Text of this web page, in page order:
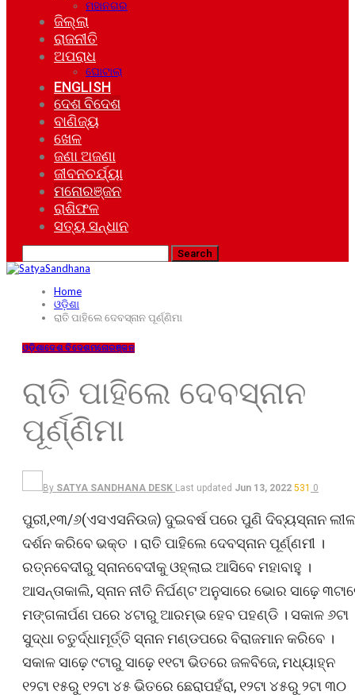
ମହାନଗର
ଜିଲ୍ଲା
ରାଜନୀତି
ଅପରାଧ
ଘୋଟାଲା
ENGLISH
ଦେଶ ବିଦେଶ
ବାଣିଜ୍ୟ
ଖେଳ
ଜଣା ଅଜଣା
ଜୀବନଚର୍ଯ୍ୟା
ମନୋରଞ୍ଜନ
ରାଶିଫଳ
ସତ୍ୟ ସନ୍ଧାନ
Home
ଓଡ଼ିଶା
ରାତି ପାହିଲେ ଦେବସ୍ନାନ ପୂର୍ଣ୍ଣିମା
ଓଡ଼ିଶାଦେଶ ବିଦେଶମନୋରଞ୍ଜନ
ରାତି ପାହିଲେ ଦେବସ୍ନାନ
ପୂର୍ଣ୍ଣିମା
By SATYA SANDHANA DESK Last updated Jun 13, 2022 531 0
ପୁରୀ,୧୩/୬(ଏସଏସନିଉଜ) ଦୁଇବର୍ଷ ପରେ ପୁଣି ଦିବ୍ୟସ୍ନାନ
ଦର୍ଶନ କରିବେ ଭକ୍ତ । ରାତି ପାହିଲେ ଦେବସ୍ନାନ ପୂର୍ଣ୍ଣମୀ ।
ରତ୍ନବେଦୀରୁ ସ୍ନାନବେଦୀକୁ ଓହ୍ଲାଇ ଆସିବେ ମହାବାହୁ ।
ଆସନ୍ତାକାଲି, ସ୍ନାନ ନୀତି ନିର୍ଘଣ୍ଟ ଅନୁସାରେ ଭୋର ସାଢ଼େ
ମଙ୍ଗଳାର୍ପଣ ପରେ ୪ଟାରୁ ଆରମ୍ଭ ହେବ ପହଣ୍ଡି । ସକାଳ ୬ଟା
ସୁଦ୍ଧା ଚତୁର୍ଦ୍ଧାମୂର୍ତ୍ତି ସ୍ନାନ ମଣ୍ଡପରେ ବିରାଜମାନ କରିବେ ।
ସକାଳ ସାଢ଼େ ୯ଟାରୁ ସାଢ଼େ ୧୧ଟା ଭିତରେ ଜଳବିଜେ, ମଧ୍ୟାହ୍ନ
୧୨ଟା ୧୫ରୁ ୧୨ଟା ୪୫ ଭିତରେ ଛେରାପହଁରା, ୧୨ଟା ୪୫ରୁ ୨ଟା ୩୦